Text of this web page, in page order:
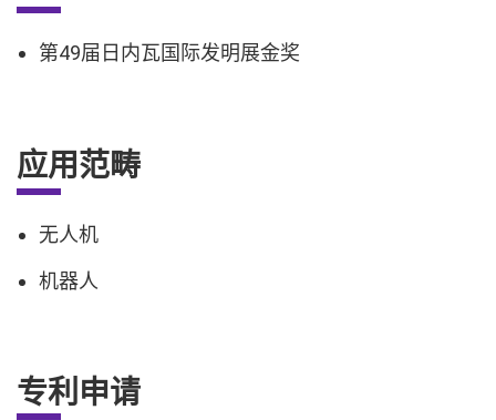
第49届日内瓦国际发明展金奖
应用范畴
无人机
机器人
专利申请